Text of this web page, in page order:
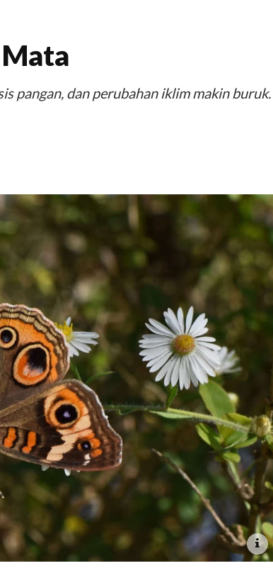
pangan, dan perubahan iklim makin buruk.